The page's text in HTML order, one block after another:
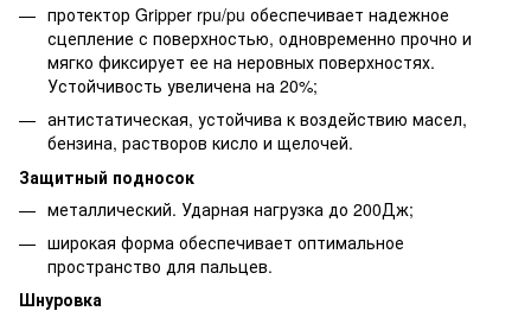
протектор Gripper rpu/pu обеспечивает надежное
сцепление с поверхностью, одновременно прочно и
мягко фиксирует ее на неровных поверхностях.
Устойчивость увеличена на 20%;
антистатическая, устойчива к воздействию масел,
бензина, растворов кисло и щелочей.
Защитный подносок
металлический. Ударная нагрузка до 200Дж;
широкая форма обеспечивает оптимальное
пространство для пальцев.
Шнуровка